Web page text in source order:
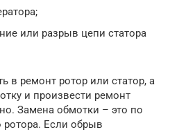
или разрыв цепи статора
в ремонт ротор или статор, а
и произвести ремонт
Замена обмотки – это по
ротора. Если обрыв